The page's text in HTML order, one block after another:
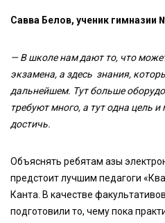
Савва Белов, ученик гимназии
— В школе нам дают то, что
экзамена, а здесь знания,
дальнейшем. Тут больше
требуют много, а тут одна цель
достичь.
Объяснять ребятам азы
предстоит лучшим педагоги
Канта. В качестве
подготовили то, чему пока